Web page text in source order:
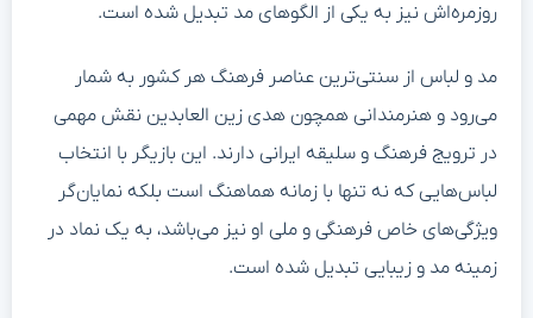
روزمره‌اش نیز به یکی از الگوهای مد تبدیل شده است.
مد و لباس از سنتی‌ترین عناصر فرهنگ هر کشور به شمار
می‌رود و هنرمندانی همچون هدی زین العابدین نقش مهمی
در ترویج فرهنگ و سلیقه ایرانی دارند. این بازیگر با انتخاب
لباس‌هایی که نه تنها با زمانه هماهنگ است بلکه نمایان‌گر
ویژگی‌های خاص فرهنگی و ملی او نیز می‌باشد، به یک نماد در
زمینه مد و زیبایی تبدیل شده است.